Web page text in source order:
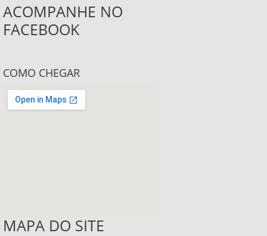
ACOMPANHE NO
FACEBOOK
COMO CHEGAR
MAPA DO SITE